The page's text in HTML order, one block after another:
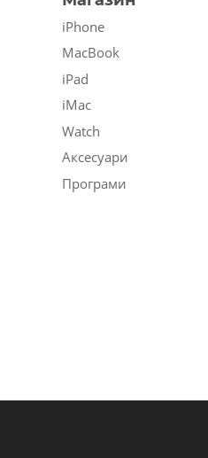
iPhone
MacBook
iPad
iMac
Watch
Аксесуари
Програми